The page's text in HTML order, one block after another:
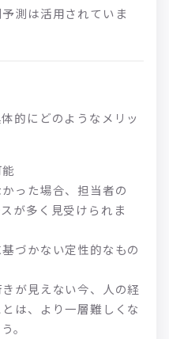
測は活用されていま
的にどのようなメリッ
った場合、担当者の
が多く見受けられま
づかない定性的なもの
が見えない今、人の経
は、より一層難しくな
。